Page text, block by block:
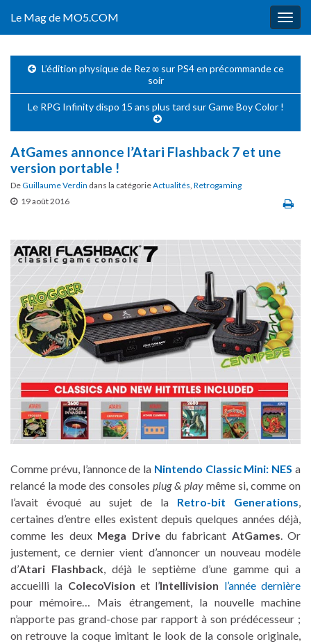
Le Mag de MO5.COM
L’édition physique de Rez ∞ sur PS4 en précommande ce
soir
Le RPG Infinity dispo 15 ans plus tard sur Game Boy Color !
AtGames annonce l’Atari Flashback 7 et une
version portable !
DeGuillaume Verdin dans la catégorieActualités, Retrogaming
19 août 2016
Comme prévu, l’annonce de la Nintendo Classic Mini: NES a
relancé la mode des consoles plug & play même si, comme on
l’avait évoqué au sujet de la Retro-bit Generations,
certaines d’entre elles existent depuis quelques années déjà,
comme les deux Mega Drivedu fabricant AtGames. Or
justement, ce dernier vient d’annoncer un nouveau modèle
d’Atari Flashback, déjà le septième d’une gamme qui a
accueilli la ColecoVision et l’Intellivision l’année dernière
pour mémoire… Mais étrangement, la nouvelle machine
n’apporte pas grand-chose par rapport à son prédécesseur ;
on retrouve la coque imitant le look de la console originale,